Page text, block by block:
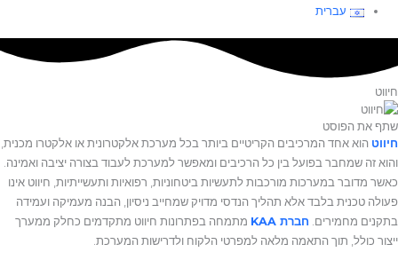
עברית
את הפוסט
הוא אחד המרכיבים הקריטיים ביותר בכל מערכת אלקטרונית או אלקטרו מכנית,
זה שמחבר בפועל בין כל הרכיבים ומאפשר למערכת לעבוד בצורה יציבה ואמינה.
מדובר במערכות מורכבות לתעשיות ביטחוניות, רפואיות ותעשייתיות, חיווט אינו
טכנית בלבד אלא תהליך הנדסי מדויק שמחייב ניסיון, הבנה מעמיקה ועמידה
מחמירים. חברת KAA
מתמחה בפתרונות חיווט מתקדמים כחלק ממערך
כולל, תוך התאמה מלאה למפרטי הלקוח ולדרישות המערכת.